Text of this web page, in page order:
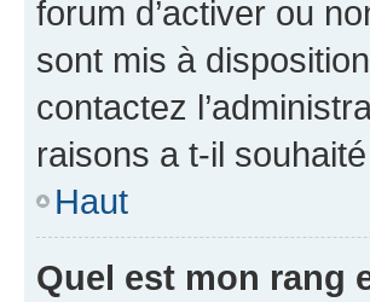
forum d’activer ou
sont mis à
contactez
raisons a t-il
Haut
Quel est mon rang